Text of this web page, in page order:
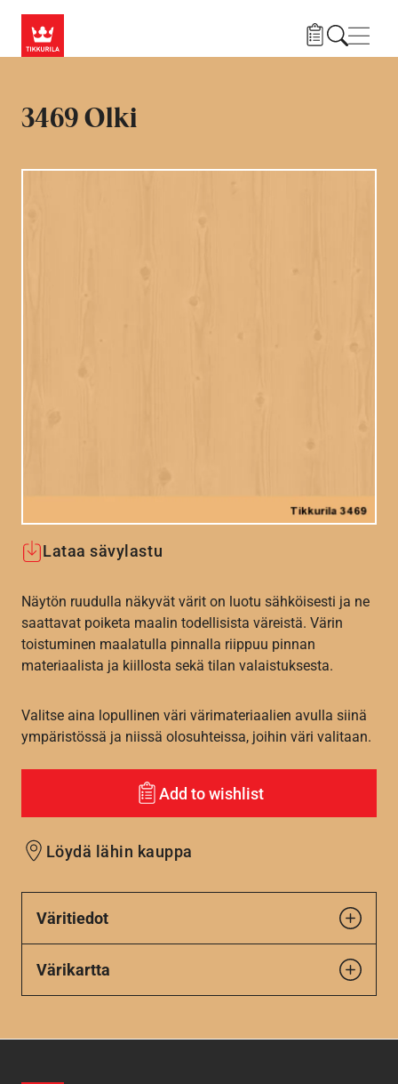
3469 Olki
Lataa sävylastu
Näytön ruudulla näkyvät värit on luotu sähköisesti ja ne
saattavat poiketa maalin todellisista väreistä. Värin
toistuminen maalatulla pinnalla riippuu pinnan
materiaalista ja kiillosta sekä tilan valaistuksesta.
Valitse aina lopullinen väri värimateriaalien avulla siinä
ympäristössä ja niissä olosuhteissa, joihin väri valitaan.
Add to wishlist
Löydä lähin kauppa
Väritiedot
Värikartta